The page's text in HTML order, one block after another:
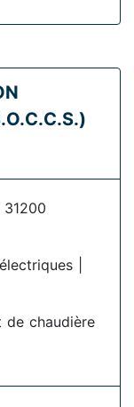
31200
|
de chaudière